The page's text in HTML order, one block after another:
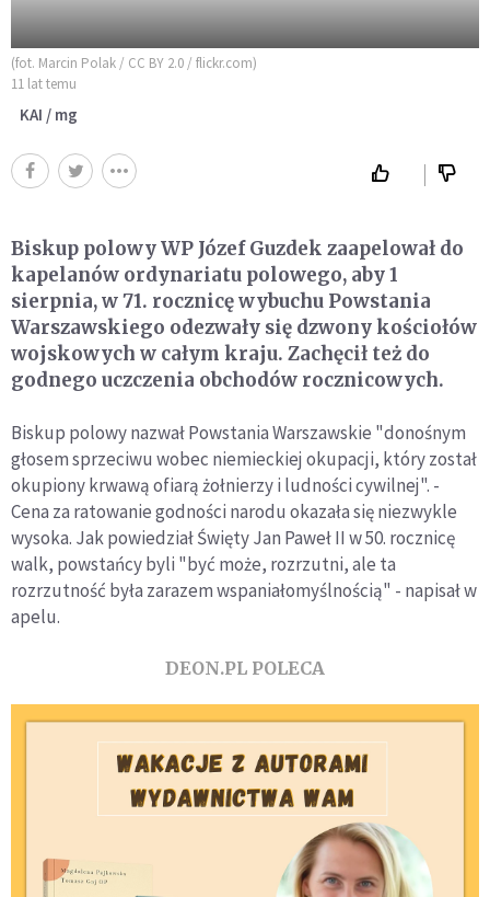
(fot. Marcin Polak / CC BY 2.0 / flickr.com)
11 lat temu
KAI / mg
Biskup polowy WP Józef Guzdek zaapelował do
kapelanów ordynariatu polowego, aby 1
sierpnia, w 71. rocznicę wybuchu Powstania
Warszawskiego odezwały się dzwony kościołów
wojskowych w całym kraju. Zachęcił też do
godnego uczczenia obchodów rocznicowych.
Biskup polowy nazwał Powstania Warszawskie "donośnym
głosem sprzeciwu wobec niemieckiej okupacji, który został
okupiony krwawą ofiarą żołnierzy i ludności cywilnej". -
Cena za ratowanie godności narodu okazała się niezwykle
wysoka. Jak powiedział Święty Jan Paweł II w 50. rocznicę
walk, powstańcy byli "być może, rozrzutni, ale ta
rozrzutność była zarazem wspaniałomyślnością" - napisał w
apelu.
DEON.PL POLECA